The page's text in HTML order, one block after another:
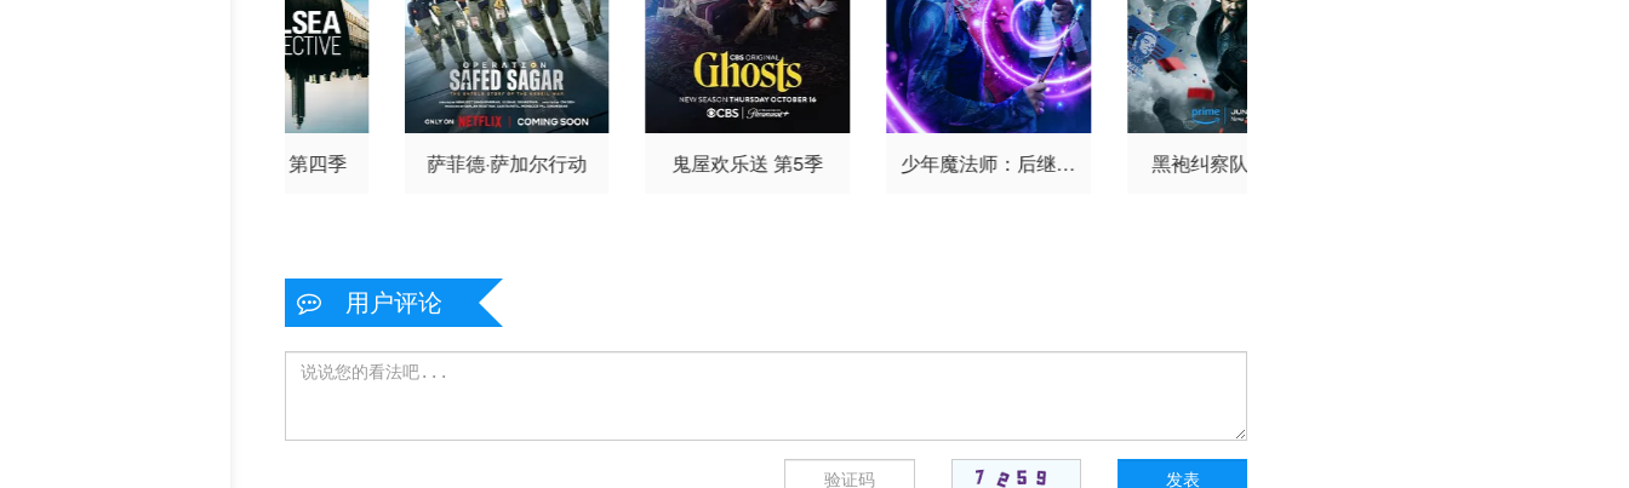
金·金
切尔西侦探 第四季 萨菲德·萨加尔行动 鬼屋欢乐送 第5季
少年魔法师：后继者
黑袍纠察队第四季
用户评论